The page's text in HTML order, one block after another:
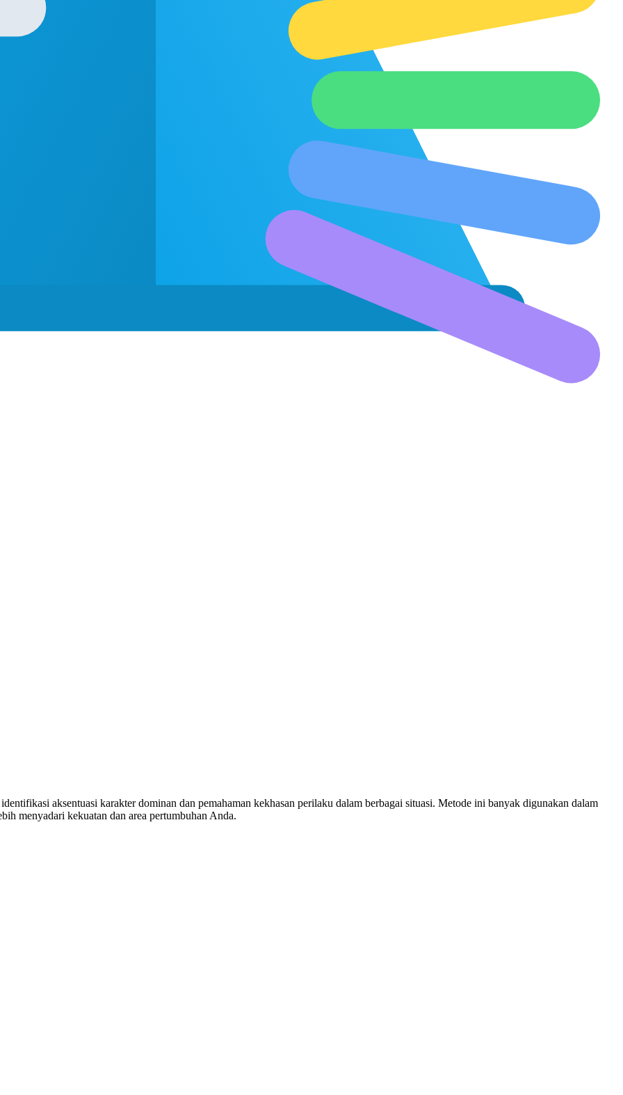
aksentuasi karakter dominan dan pemahaman kekhasan perilaku dalam berbagai situasi. Metode ini banyak digunakan dalam
menyadari kekuatan dan area pertumbuhan Anda.